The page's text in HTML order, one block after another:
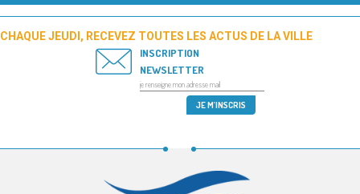
CHAQUE JEUDI, RECEVEZ TOUTES LES ACTUS DE LA VILLE
INSCRIPTION
NEWSLETTER